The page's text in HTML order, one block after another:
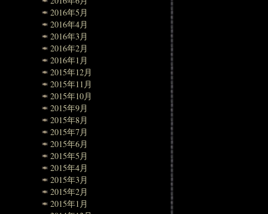
2016年5月
2016年4月
2016年3月
2016年2月
2016年1月
2015年12月
2015年11月
2015年10月
2015年9月
2015年8月
2015年7月
2015年6月
2015年5月
2015年4月
2015年3月
2015年2月
2015年1月